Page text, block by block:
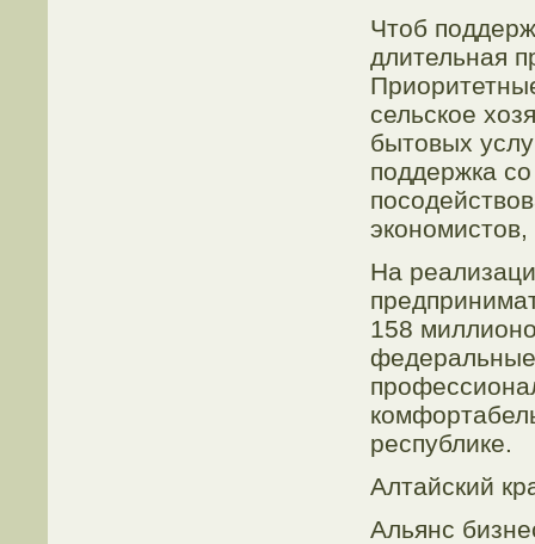
Чтоб
длительная
сельское
бытовых
поддержка
На
158
республике.
Алтайский
Альянс